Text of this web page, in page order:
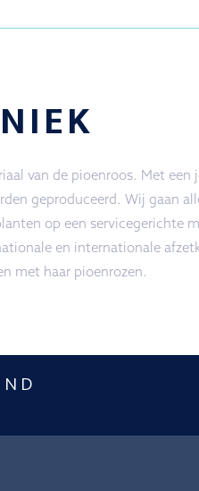
van de pioenroos. Met een
geproduceerd. Wij gaan
op een servicegerichte
en internationale
met haar pioenrozen.